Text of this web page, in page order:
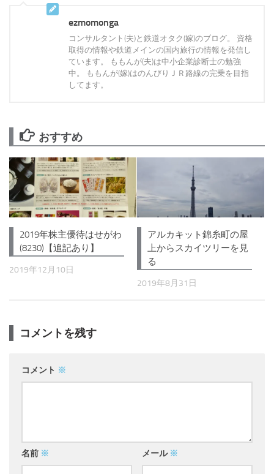
ezmomonga
コンサルタント(夫)と鉄道オタク(嫁)のブログ。 資格
取得の情報や鉄道メインの国内旅行の情報を発信し
ています。 ももんが(夫)は中小企業診断士の勉強
中。 ももんが(嫁)はのんびりＪＲ路線の完乗を目指
してます。
おすすめ
2019年株主優待はせがわ
(8230)【追記あり】
2019年12月10日
アルカキット錦糸町の屋
上からスカイツリーを見
る
2019年8月31日
コメントを残す
コメント ※
名前 ※ メール ※